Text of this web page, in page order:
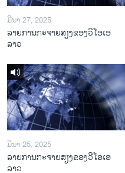
ມີນາ 27, 2025
ລາຍການກະຈາຍສຽງຂອງວີໂອເອ
ລາວ
ມີນາ 25, 2025
ລາຍການກະຈາຍສຽງຂອງວີໂອເອ
ລາວ